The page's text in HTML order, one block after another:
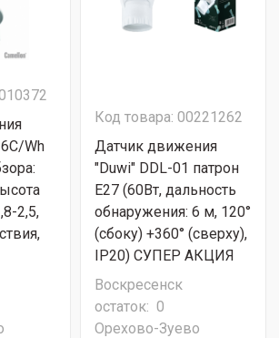
Wh
2,5,
Код товара: 00221262
Датчик движения
"Duwi" DDL-01 патрон
Е27 (60Вт, дальность
обнаружения: 6 м, 120°
(сбоку) +360° (сверху),
IP20) СУПЕР АКЦИЯ
Воскресенск
остаток: 0
Орехово-Зуево